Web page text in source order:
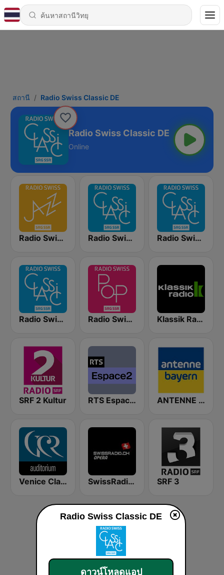
สถานี Radio Swiss Classic DE
Radio Swiss Classic DE
Online
Radio Swiss Jazz Radio Swiss Classic FR Radio Swiss Classic EN
Radio Swiss Classic IT Radio Swiss Pop Klassik Radio Schweiz
SRF 2 Kultur RTS Espace 2 ANTENNE BAYERN
Venice Classic Radio | VCR Auditorium SwissRadio.ch Classical Opera SRF 3
Radio Swiss Classic DE
ดาวน์โหลดแอป